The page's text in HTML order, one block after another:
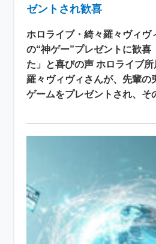
ゼントされ歓喜
ホロライブ・綺々羅々ヴィヴ
の“神ゲー”プレゼントに歓
た」と喜びの声 ホロライブ
羅々ヴィヴィさんが、先輩の
ゲームをプレゼントされ、